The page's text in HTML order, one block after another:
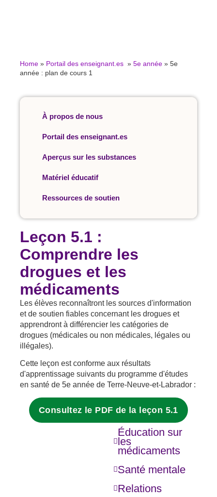
Home » Portail des enseignant.es »5e année »5e
année : plan de cours 1
À propos de nous
Portail des enseignant.es
Aperçus sur les substances
Matériel éducatif
Ressources de soutien
Leçon 5.1 :
Comprendre les
drogues et les
médicaments
Les élèves reconnaîtront les sources d'information
et de soutien fiables concernant les drogues et
apprendront à différencier les catégories de
drogues (médicales ou non médicales, légales ou
illégales).
Cette leçon est conforme aux résultats
d'apprentissage suivants du programme d'études
en santé de 5e année de Terre-Neuve-et-Labrador :
Consultez le PDF de la leçon 5.1
Éducation sur
les
médicaments
Santé mentale
Relations